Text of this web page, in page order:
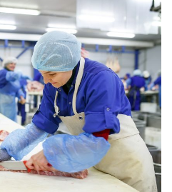
e os infográficos
higiênico-sanitárias”.
com qualidade é preciso
sanitária, […]